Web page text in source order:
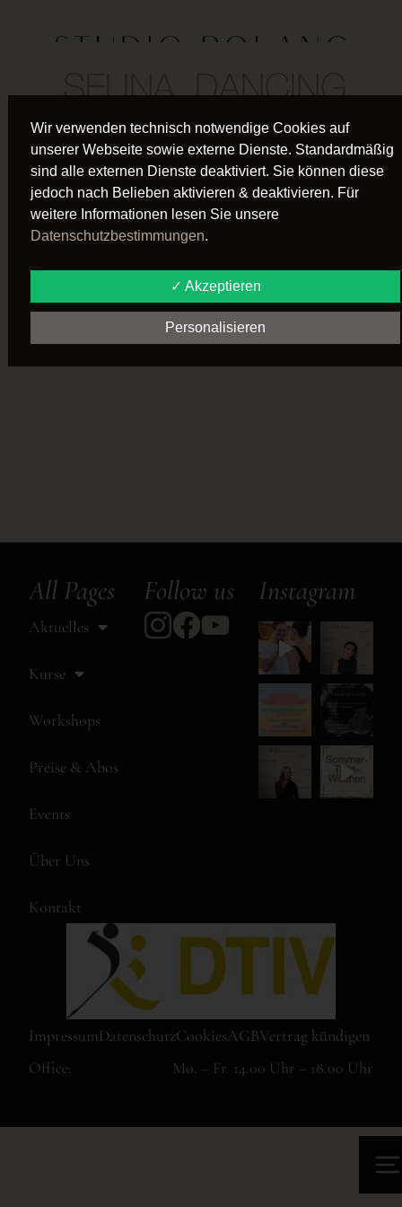
SELINA, DANCING
STUDENT, URBAN,
HIP-HOP
Ich liebe das Tanzen, wenn ich tanze, dann fühle ich mich
wachse ich jedes Mal über mich hinaus. Ich liebe es, dass
Sarah ihre Persönlichkeit in die Stunden mit einbringt und
das macht es zu etwas ganz Besonderem.
All Pages
Aktuelles
Kurse
Workshops
Preise & Abos
Events
Über Uns
Kontakt
Follow us Instagram
ImpressumDatenschutzCookiesAGBVertrag kündigen
Office:
Mo. – Fr. 14.00 Uhr – 18.00 Uhr
Wir verwenden technisch notwendige Cookies auf
unserer Webseite sowie externe Dienste. Standardmäßig
sind alle externen Dienste deaktiviert. Sie können diese
jedoch nach Belieben aktivieren & deaktivieren. Für
weitere Informationen lesen Sie unsere
Datenschutzbestimmungen.
✓ Akzeptieren
Personalisieren